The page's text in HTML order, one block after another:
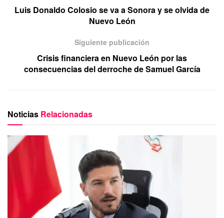
Luis Donaldo Colosio se va a Sonora y se olvida de
Nuevo León
Siguiente publicación
Crisis financiera en Nuevo León por las
consecuencias del derroche de Samuel García
Noticias Relacionadas